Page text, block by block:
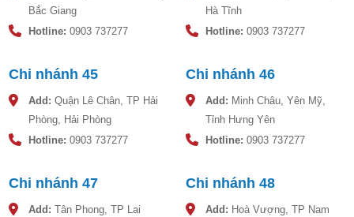
Bắc Giang
Hotline: 0903 737277
Hà Tĩnh
Hotline: 0903 737277
Chi nhánh 45
Add: Quận Lê Chân, TP Hải
Phòng, Hải Phòng
Hotline: 0903 737277
Chi nhánh 46
Add: Minh Châu, Yên Mỹ,
Tỉnh Hưng Yên
Hotline: 0903 737277
Chi nhánh 47
Add: Tân Phong, TP Lai
Chi nhánh 48
Add: Hoà Vượng, TP Nam